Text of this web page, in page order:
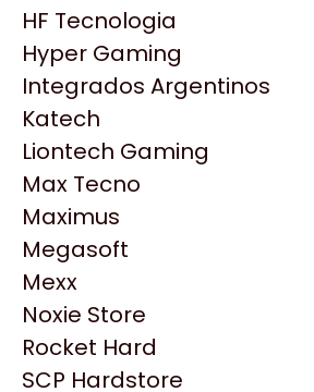
INNO3D
Intel
Kingston
Lenovo
Logitech
MSI
NVIDIA GeForce
NZXT
PNY
Palit
Philips
HF Tecnologia
Hyper Gaming
Integrados Argentinos
Katech
Liontech Gaming
Max Tecno
Maximus
Megasoft
Mexx
Noxie Store
Rocket Hard
SCP Hardstore
Productos
Similares
Explorá más productos similares